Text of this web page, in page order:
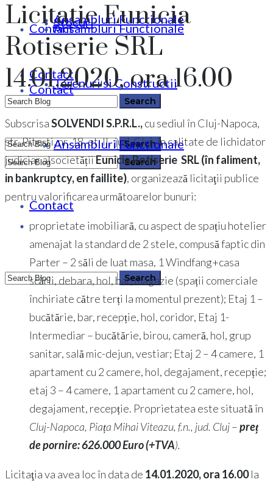
Contact
0364 146 512
Ansambluri Functionale
Contact
Ansambluri Functionale
Contact
0364 146 512
Stocuri
Terenuri si Constructii
Ansambluri Functionale
Contact
Licitatie Eunicia
Rotiserie SRL
14.01.2020, ora 16.00
SubscrisaSOLVENDI S.P.R.L.,cu sediul în Cluj-Napoca,
str. Pitești, nr. 18, et. II, jud. Cluj, în calitate de lichidator
judiciar alsocietățiiEunicia Rotiserie SRL (în faliment,
in bankruptcy, en faillite), organizează licitaţii publice
pentru valorificarea următoarelor bunuri:
proprietate imobiliară, cu aspect de spațiu hotelier
amenajat la standard de 2 stele, compusă faptic din
Parter – 2 săli de luat masa, 1 Windfang+casa
scării, debara, hol, bar, magazie (spații comerciale
închiriate către terți la momentul prezent); Etaj 1 –
bucătărie, bar, recepție, hol, coridor, Etaj 1-
Intermediar – bucătărie, birou, cameră, hol, grup
sanitar, sală mic-dejun, vestiar; Etaj 2 – 4 camere, 1
apartament cu 2 camere, hol, degajament, recepție;
etaj 3 – 4 camere, 1 apartament cu 2 camere, hol,
degajament, recepție. Proprietatea este situată în
Cluj-Napoca, Piața Mihai Viteazu, f.n., jud. Cluj–preț
de pornire: 626.000 Euro (+TVA).
Licitaţia va avea loc în data de 14.01.2020, ora 16.00la